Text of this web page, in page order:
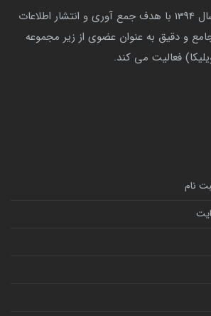
مرجع حقوقی ایران از سال 1394 با هدف جمع آوری و انتشار اطلاعات
و دقیق به عنوان عضوی از زیر مجموعه
فعالیت می کند.
نام